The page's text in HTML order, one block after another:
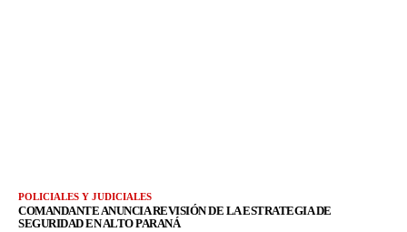
POLICIALES Y JUDICIALES
COMANDANTE ANUNCIA REVISIÓN DE LA ESTRATEGIA DE
SEGURIDAD EN ALTO PARANÁ